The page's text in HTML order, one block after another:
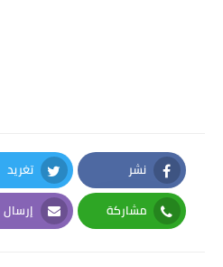
نشر
Facebook
تغريد
Twitter
مشاركة
Whatsapp
إرسال
Email